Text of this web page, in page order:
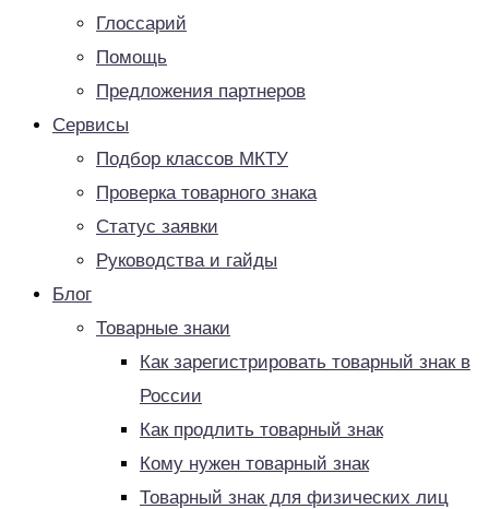
Глоссарий
Помощь
Предложения партнеров
Сервисы
Подбор классов МКТУ
Проверка товарного знака
Статус заявки
Руководства и гайды
Блог
Товарные знаки
Как зарегистрировать товарный знак в
России
Как продлить товарный знак
Кому нужен товарный знак
Товарный знак для физических лиц